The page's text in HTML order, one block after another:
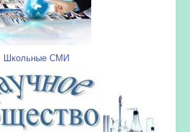
Школьные СМИ